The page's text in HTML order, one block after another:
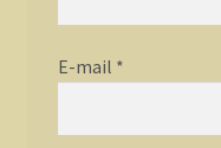
E-mail *